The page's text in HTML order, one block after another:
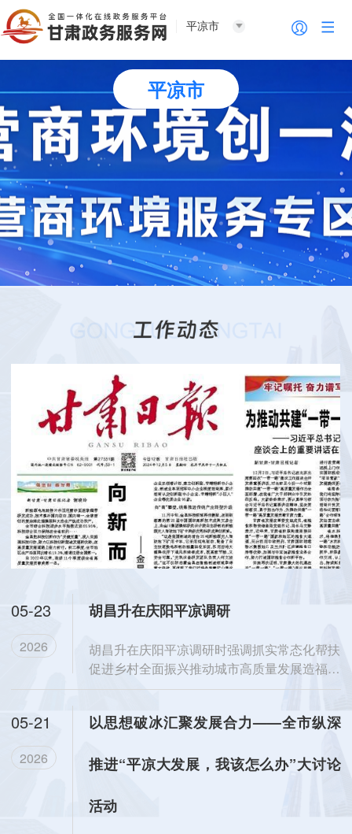
平凉市
平凉市
1 2 3 4 5
05-23
2026
胡昌升在庆阳平凉调研
胡昌升在庆阳平凉调研时强调抓实常态化帮扶
促进乡村全面振兴推动城市高质量发展造福人
民群众5月19日至2...
05-21
2026
以思想破冰汇聚发展合力——全市纵深
推进“平凉大发展，我该怎么办”大讨论
活动